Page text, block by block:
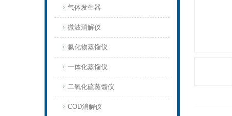
气体发生器
微波消解仪
氟化物蒸馏仪
一体化蒸馏仪
二氧化硫蒸馏仪
COD消解仪